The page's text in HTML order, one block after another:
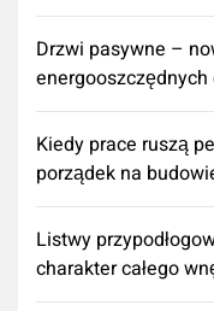
Drzwi pasywne –
Kiedy prace ruszą
porządek na
Listwy
charakter całego